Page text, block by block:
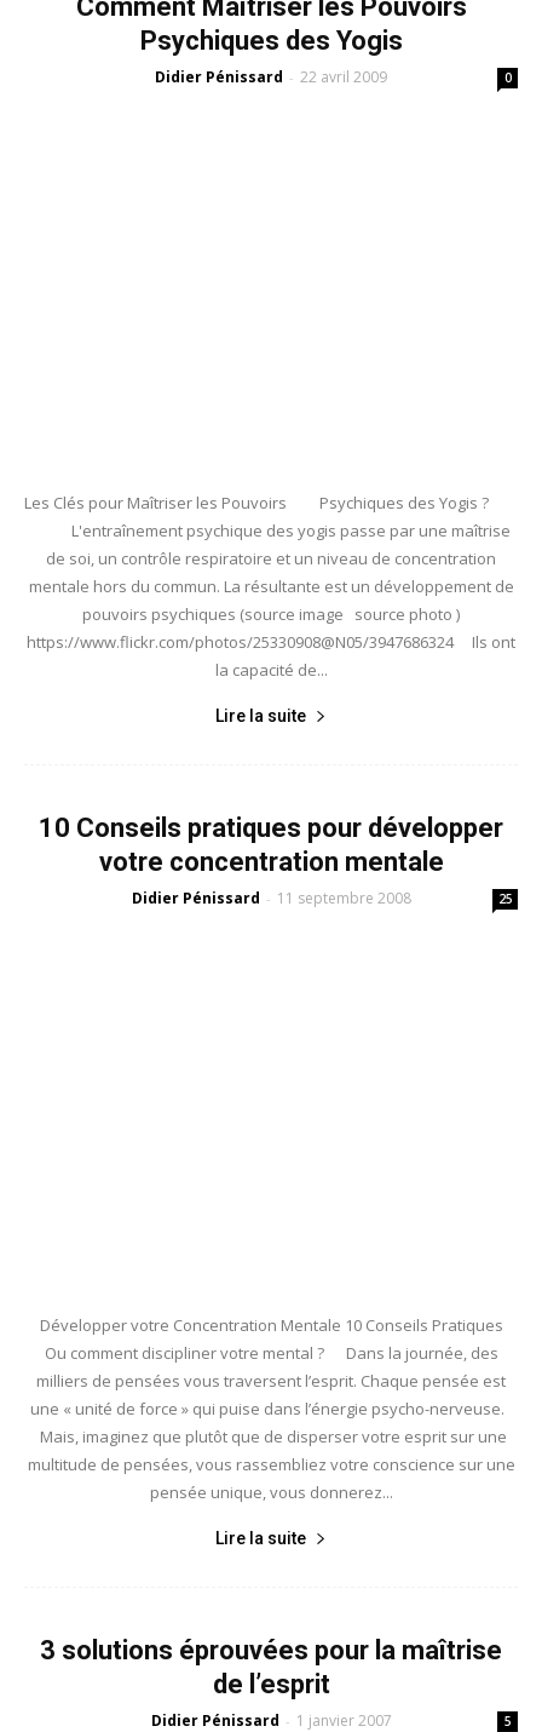
Comment Maîtriser les Pouvoirs
Psychiques des Yogis
Didier Pénissard - 22 avril 2009 0
Les Clés pour Maîtriser les Pouvoirs Psychiques des Yogis ?
L'entraînement psychique des yogis passe par une maîtrise
de soi, un contrôle respiratoire et un niveau de concentration
mentale hors du commun. La résultante est un développement de
pouvoirs psychiques (source image source photo )
https://www.flickr.com/photos/25330908@N05/3947686324 Ils ont
la capacité de...
Lire la suite
10 Conseils pratiques pour développer
votre concentration mentale
Didier Pénissard - 11 septembre 2008 25
Développer votre Concentration Mentale 10 Conseils Pratiques
Ou comment discipliner votre mental ? Dans la journée, des
milliers de pensées vous traversent l’esprit. Chaque pensée est
une « unité de force » qui puise dans l’énergie psycho-nerveuse.
Mais, imaginez que plutôt que de disperser votre esprit sur une
multitude de pensées, vous rassembliez votre conscience sur une
pensée unique, vous donnerez...
Lire la suite
3 solutions éprouvées pour la maîtrise
de l’esprit
Didier Pénissard - 1 janvier 2007 5